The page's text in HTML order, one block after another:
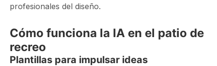
profesionales del diseño.
Cómo funciona la IA en el patio de
recreo
Plantillas para impulsar ideas